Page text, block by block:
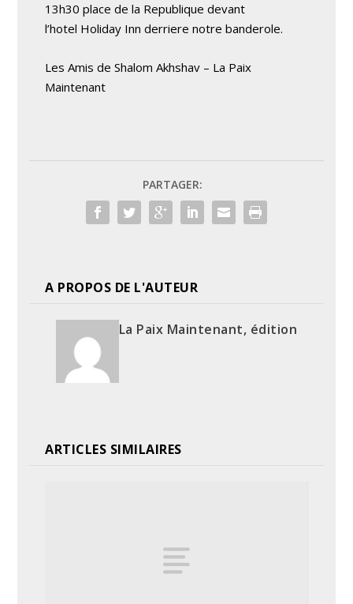
13h30 place de la Republique devant
l’hotel Holiday Inn derriere notre banderole.
Les Amis de Shalom Akhshav – La Paix
Maintenant
PARTAGER:
A PROPOS DE L'AUTEUR
La Paix Maintenant, édition
ARTICLES SIMILAIRES